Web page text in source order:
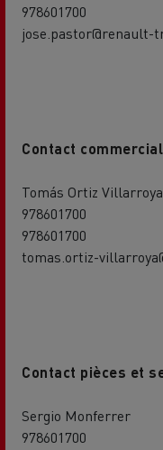
978601700
jose.pastor@renault-
Contact commercial
Tomás Ortiz Villarroya
978601700
978601700
tomas.ortiz-
Contact pièces et
Sergio Monferrer
978601700